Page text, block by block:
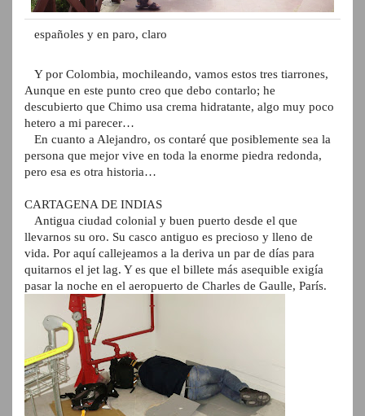
españoles y en paro, claro
Y por Colombia, mochileando, vamos estos tres tiarrones,
Aunque en este punto creo que debo contarlo; he
descubierto que Chimo usa crema hidratante, algo muy poco
hetero a mi parecer…
En cuanto a Alejandro, os contaré que posiblemente sea la
persona que mejor vive en toda la enorme piedra redonda,
pero esa es otra historia…
CARTAGENA DE INDIAS
Antigua ciudad colonial y buen puerto desde el que
llevarnos su oro. Su casco antiguo es precioso y lleno de
vida. Por aquí callejeamos a la deriva un par de días para
quitarnos el jet lag. Y es que el billete más asequible exigía
pasar la noche en el aeropuerto de Charles de Gaulle, París.